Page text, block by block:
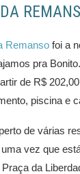
Remanso foi a
pra
de R$
piscina e
de várias
vez que
da